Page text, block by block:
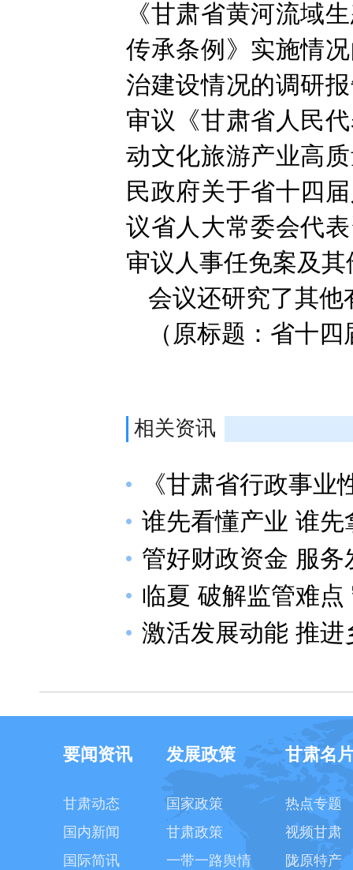
《甘肃省黄河流域
传承条例》实施情
治建设情况的调研
审议《甘肃省人民
动文化旅游产业高
民政府关于省十四
议省人大常委会代
审议人事任免案及
会议还研究了其他
（原标题：省十
相关资讯
《甘肃省行政事
谁先看懂产业 谁先
管好财政资金 服
临夏 破解监管难点
激活发展动能 推
要闻资讯
甘肃动态
国内新闻
国际简讯
发展政策
国家政策
甘肃政策
一带一路舆情
甘肃名
热点专题
视频甘肃
陇原特产